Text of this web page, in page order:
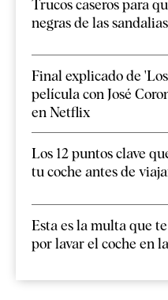
Trucos caseros para
negras de las
Final explicado de
película con José
en Netflix
Los 12 puntos clave
tu coche antes de
Esta es la multa que
por lavar el coche en